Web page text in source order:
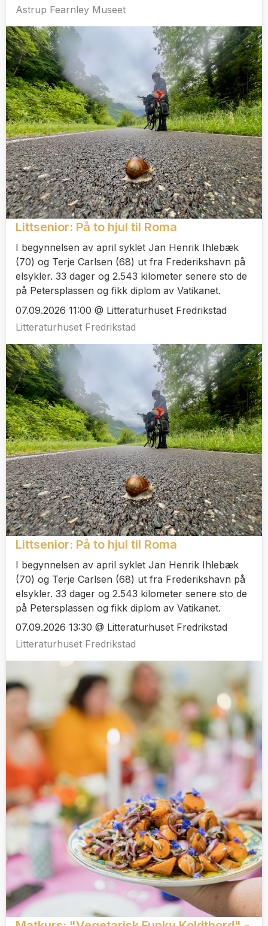
Astrup Fearnley Museet
Littsenior: På to hjul til Roma
I begynnelsen av april syklet Jan Henrik Ihlebæk
(70) og Terje Carlsen (68) ut fra Frederikshavn på
elsykler. 33 dager og 2.543 kilometer senere sto de
på Petersplassen og fikk diplom av Vatikanet.
07.09.2026 11:00 @ Litteraturhuset Fredrikstad
Litteraturhuset Fredrikstad
Littsenior: På to hjul til Roma
I begynnelsen av april syklet Jan Henrik Ihlebæk
(70) og Terje Carlsen (68) ut fra Frederikshavn på
elsykler. 33 dager og 2.543 kilometer senere sto de
på Petersplassen og fikk diplom av Vatikanet.
07.09.2026 13:30 @ Litteraturhuset Fredrikstad
Litteraturhuset Fredrikstad